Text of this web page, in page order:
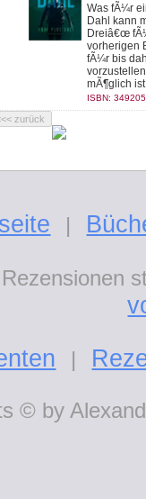
Was fÃ¼r
Dahl kann
Dreiâ€œ
vorherigen
fÃ¼r bis
mÃ¶glich
ISBN:
|
|
© by